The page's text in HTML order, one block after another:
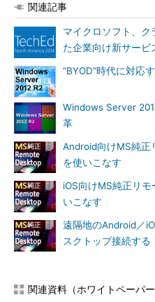
ージを選択して、Microsoft
した。仮想マシンのプロビジョ
Windows標準の「リモートデ
（Mstsc.exe）を使用してクラ
マシンのデスクトップに接続で
仮想マシンは日本リージョン
び西日本データセンター）にも
クレイテンシで快適に利用でき
ププロトコル）7.1以降に対応
RemoteFXテクノロジ（ただし
3Dビデオアダプターを除く）
ンス機能を利用できるので、さ
Windows 8.1はEnterpriseエデ
ィション限定のRemoteFX USB
関連記事
マイクロソフト、ク
た企業向け新サービ
“BYOD”時代に対応
Windows Server
革
Android向けMS純正
を使いこなす
iOS向けMS純正リ
いこなす
遠隔地のAndroid／
スクトップ接続する
関連資料（ホワイトペーパー